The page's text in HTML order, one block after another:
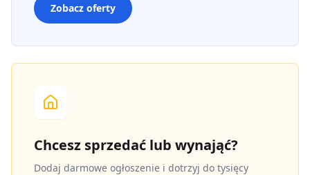
Zobacz oferty
Chcesz sprzedać lub wynająć?
Dodaj darmowe ogłoszenie i dotrzyj do tysięcy